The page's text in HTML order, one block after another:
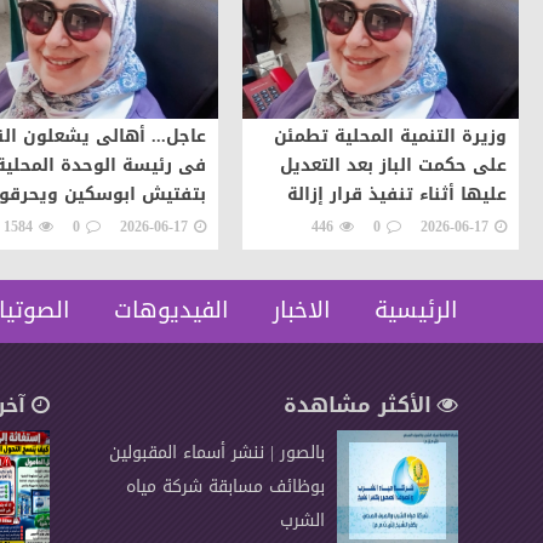
وزيرة التنمية المحلية تطمئن
على حكمت الباز بعد التعديل
عليها أثناء تنفيذ قرار إزالة
2026-06-17
0
446
عاجل... أهالى يشعلون
فى رئيسة الوحدة
بتفتيش ابوسكين
سيارتها اعتراضات على
قرار إزالة..
2026-06-17
0
1584
الرئيسية الاخبار الفيديوهات
الأكثر مشاهدة
بالصور | ننشر أسماء المقبولين
بوظائف مسابقة شركة مياه
الشرب